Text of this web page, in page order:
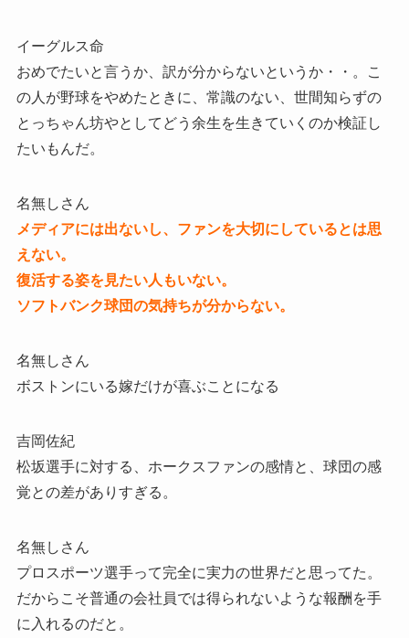
イーグルス命
おめでたいと言うか、訳が分からないというか・・。こ
の人が野球をやめたときに、常識のない、世間知らずの
とっちゃん坊やとしてどう余生を生きていくのか検証し
たいもんだ。
名無しさん
メディアには出ないし、ファンを大切にしているとは思
えない。
復活する姿を見たい人もいない。
ソフトバンク球団の気持ちが分からない。
名無しさん
ボストンにいる嫁だけが喜ぶことになる
吉岡佐紀
松坂選手に対する、ホークスファンの感情と、球団の感
覚との差がありすぎる。
名無しさん
プロスポーツ選手って完全に実力の世界だと思ってた。
だからこそ普通の会社員では得られないような報酬を手
に入れるのだと。